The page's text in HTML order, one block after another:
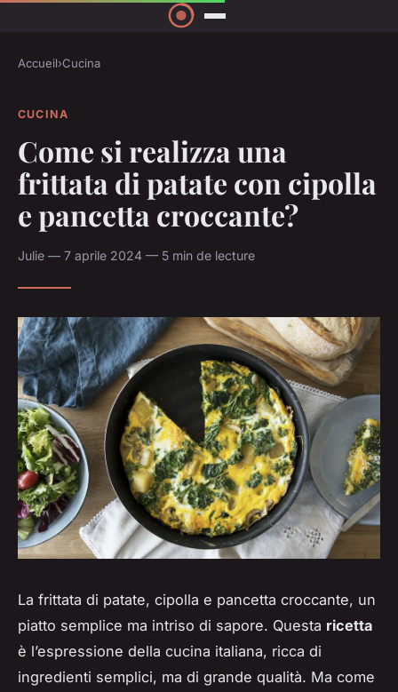
Accueil›Cucina
CUCINA
Come si realizza una
frittata di patate con cipolla
e pancetta croccante?
Julie — 7 aprile 2024 — 5 min de lecture
La frittata di patate, cipolla e pancetta croccante, un
piatto semplice ma intriso di sapore. Questa ricetta
è l’espressione della cucina italiana, ricca di
ingredienti semplici, ma di grande qualità. Ma come